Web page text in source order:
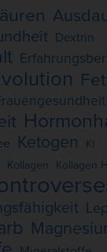
Dextrin
Ketogen KI
Kollagen Kollagen